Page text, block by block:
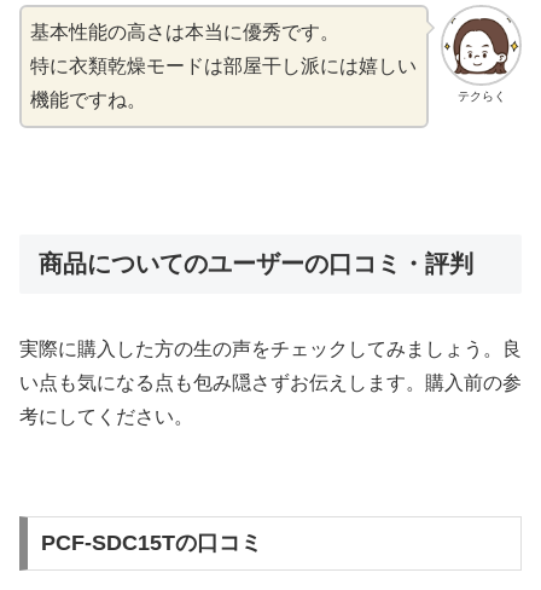
テクらく
基本性能の高さは本当に優秀です。
特に衣類乾燥モードは部屋干し派には嬉しい
機能ですね。
商品についてのユーザーの口コミ・評判
実際に購入した方の生の声をチェックしてみましょう。良
い点も気になる点も包み隠さずお伝えします。購入前の参
考にしてください。
PCF-SDC15Tの口コミ